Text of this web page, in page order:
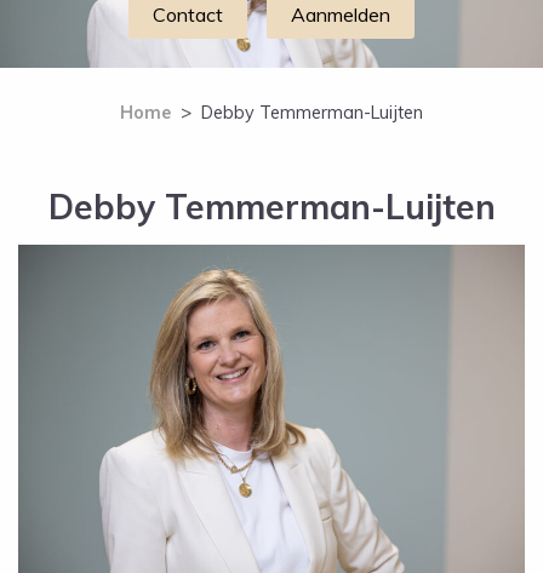
Contact Aanmelden
Home > Debby Temmerman-Luijten
Debby Temmerman-Luijten